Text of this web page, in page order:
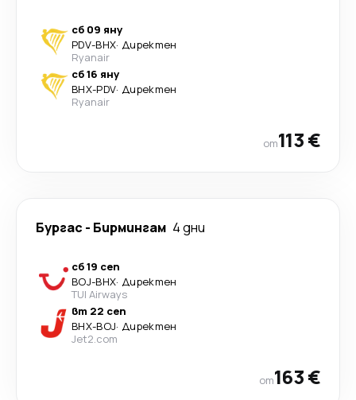
сб 09 яну
PDV-BHX· Директен
Ryanair
сб 16 яну
BHX-PDV· Директен
Ryanair
от113 €
Бургас - Бирмингам 4 дни
сб 19 сеп
BOJ-BHX· Директен
TUI Airways
вт 22 сеп
BHX-BOJ· Директен
Jet2.com
от163 €